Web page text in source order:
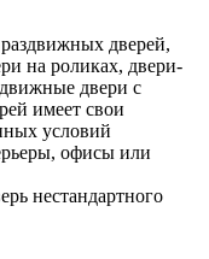
дверей,
на роликах, двери-
двери с
имеет свои
условий
офисы или
нестандартного